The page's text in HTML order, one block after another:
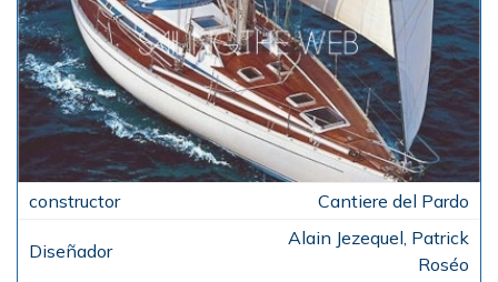
Cantiere del Pardo
Alain Jezequel, Patrick
Roséo